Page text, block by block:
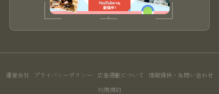
運営会社 プライバシーポリシー 広告掲載について 情報提供・お問い合わせ
利用規約